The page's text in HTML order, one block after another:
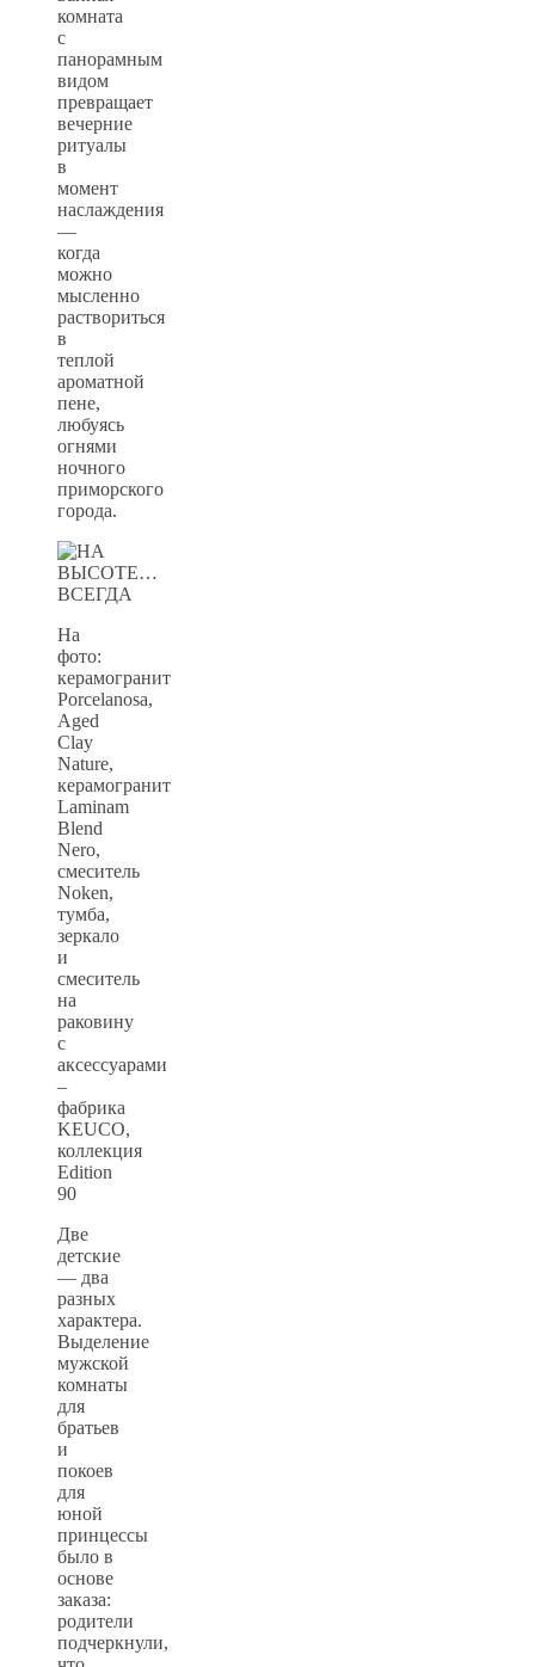
комната
с
панорамным
видом
превращает
вечерние
ритуалы
в
момент
наслаждения
—
когда
можно
мысленно
раствориться
в
теплой
ароматной
пене,
любуясь
огнями
ночного
приморского
города.
На
фото:
керамогранит
Porcelanosa,
Aged
Clay
Nature,
керамогранит
Laminam
Blend
Nero,
смеситель
Noken,
тумба,
зеркало
и
смеситель
на
раковину
с
аксессуарами
–
фабрика
KEUCO,
коллекция
Edition
90
Две
детские
— два
разных
характера.
Выделение
мужской
комнаты
для
братьев
и
покоев
для
юной
принцессы
было в
основе
заказа:
родители
подчеркнули,